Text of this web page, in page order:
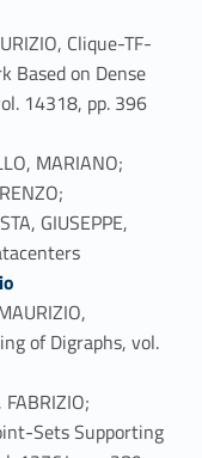
Clique-TF-
Based on Dense
14318, pp. 396
MARIANO;
GIUSEPPE,
of Digraphs, vol.
FABRIZIO;
Sets Supporting